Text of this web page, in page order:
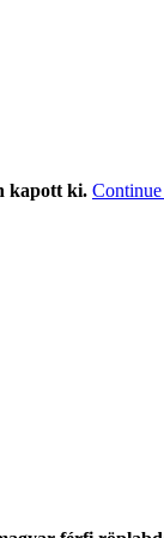
kapott ki.